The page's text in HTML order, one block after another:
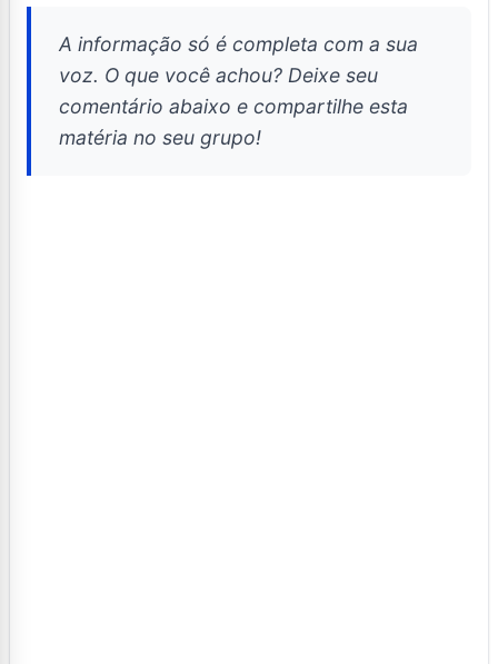
A informação só é completa com a sua
voz. O que você achou? Deixe seu
comentário abaixo e compartilhe esta
matéria no seu grupo!